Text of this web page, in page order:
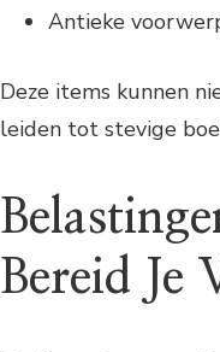
Antieke
Deze items kunnen
leiden tot stevige
Bereid Je